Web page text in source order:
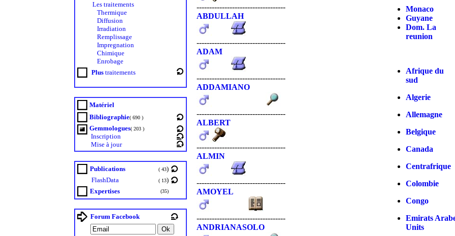
Les traitements
Thermique
Diffusion
Irradiation
Remplissage
Impregnation
Chimique
Enrobage
Plus traitements
Matériel
Bibliographie( 690 )
Gemmologues( 203 )
Inscription
Mise à jour
Publications ( 43)
FlashData
( 13)
Expertises
(35)
Forum Facebook
-----------------------------------
ABDULLAH
-----------------------------------
ADAM
-----------------------------------
ADDAMIANO
-----------------------------------
ALBERT
-----------------------------------
ALMIN
-----------------------------------
AMOYEL
-----------------------------------
ANDRIANASOLO
Monaco
Guyane
Dom. La
reunion
Afrique du
sud
Algerie
Allemagne
Belgique
Canada
Centrafrique
Colombie
Congo
Emirats
Units